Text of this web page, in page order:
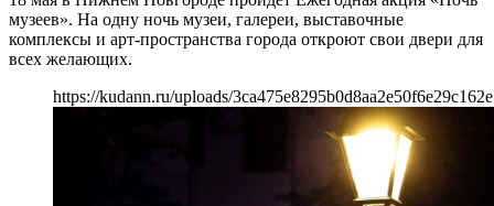
музеев». На одну ночь музеи, галереи, выставочные
комплексы и арт-пространства города откроют свои двери для
всех желающих.
https://kudann.ru/uploads/